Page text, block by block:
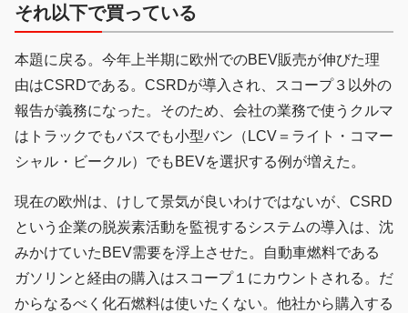
それ以下で買っている
本題に戻る。今年上半期に欧州でのBEV販売が伸びた理
由はCSRDである。CSRDが導入され、スコープ３以外の
報告が義務になった。そのため、会社の業務で使うクルマ
はトラックでもバスでも小型バン（LCV＝ライト・コマー
シャル・ビークル）でもBEVを選択する例が増えた。
現在の欧州は、けして景気が良いわけではないが、CSRD
という企業の脱炭素活動を監視するシステムの導入は、沈
みかけていたBEV需要を浮上させた。自動車燃料である
ガソリンと経由の購入はスコープ１にカウントされる。だ
からなるべく化石燃料は使いたくない。他社から購入する